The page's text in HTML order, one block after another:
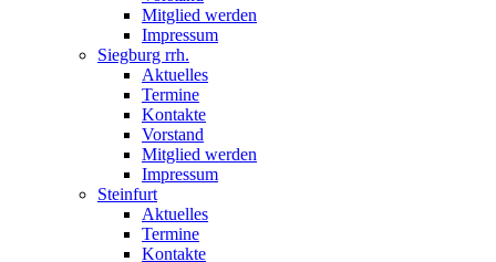
Mitglied werden
Impressum
Siegburg rrh.
Aktuelles
Termine
Kontakte
Vorstand
Mitglied werden
Impressum
Steinfurt
Aktuelles
Termine
Kontakte